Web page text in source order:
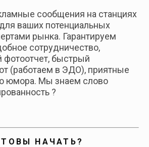
сообщения на станциях
ваших потенциальных
рынка. Гарантируем
сотрудничество,
быстрый
(работаем в ЭДО), приятные
юмора. Мы знаем слово
?
НАЧАТЬ?